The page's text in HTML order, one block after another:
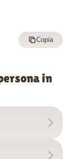
Copia
in